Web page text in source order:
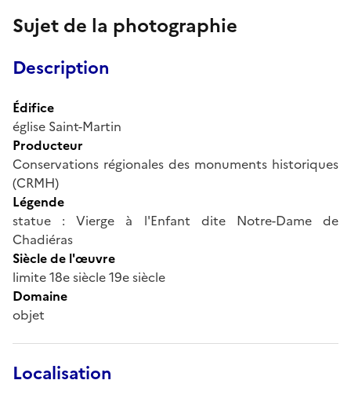
Sujet de la photographie
Description
Édifice
église Saint-Martin
Producteur
Conservations régionales des monuments historiques
(CRMH)
Légende
statue : Vierge à l'Enfant dite Notre-Dame de
Chadiéras
Siècle de l'œuvre
limite 18e siècle 19e siècle
Domaine
objet
Localisation